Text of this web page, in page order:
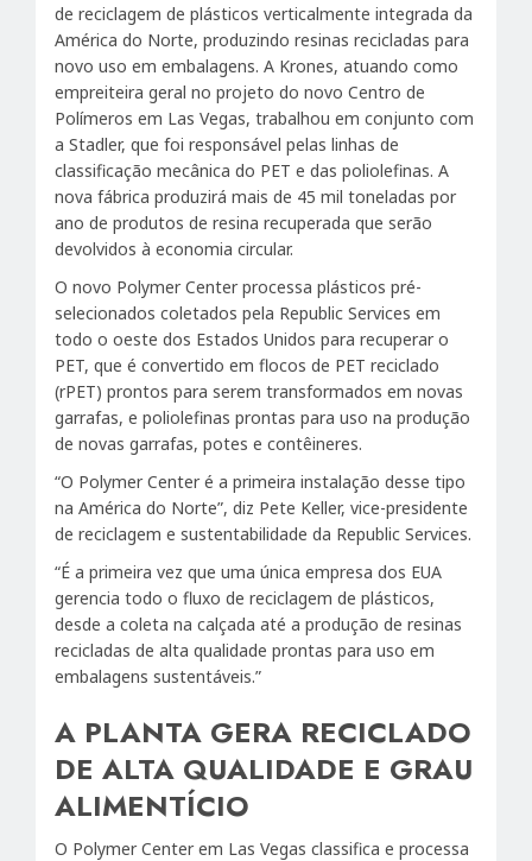
de reciclagem de plásticos verticalmente integrada da
América do Norte, produzindo resinas recicladas para
novo uso em embalagens. A Krones, atuando como
empreiteira geral no projeto do novo Centro de
Polímeros em Las Vegas, trabalhou em conjunto com
a Stadler, que foi responsável pelas linhas de
classificação mecânica do PET e das poliolefinas. A
nova fábrica produzirá mais de 45 mil toneladas por
ano de produtos de resina recuperada que serão
devolvidos à economia circular.
O novo Polymer Center processa plásticos pré-
selecionados coletados pela Republic Services em
todo o oeste dos Estados Unidos para recuperar o
PET, que é convertido em flocos de PET reciclado
(rPET) prontos para serem transformados em novas
garrafas, e poliolefinas prontas para uso na produção
de novas garrafas, potes e contêineres.
“O Polymer Center é a primeira instalação desse tipo
na América do Norte”, diz Pete Keller, vice-presidente
de reciclagem e sustentabilidade da Republic Services.
“É a primeira vez que uma única empresa dos EUA
gerencia todo o fluxo de reciclagem de plásticos,
desde a coleta na calçada até a produção de resinas
recicladas de alta qualidade prontas para uso em
embalagens sustentáveis.”
A PLANTA GERA RECICLADO
DE ALTA QUALIDADE E GRAU
ALIMENTÍCIO
O Polymer Center em Las Vegas classifica e processa